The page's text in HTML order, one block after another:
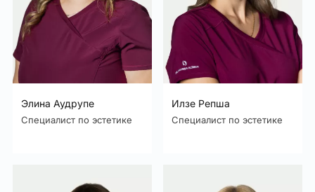
Элина Аудрупе
Специалист по эстетике
Илзе Репша
Специалист по эстетике